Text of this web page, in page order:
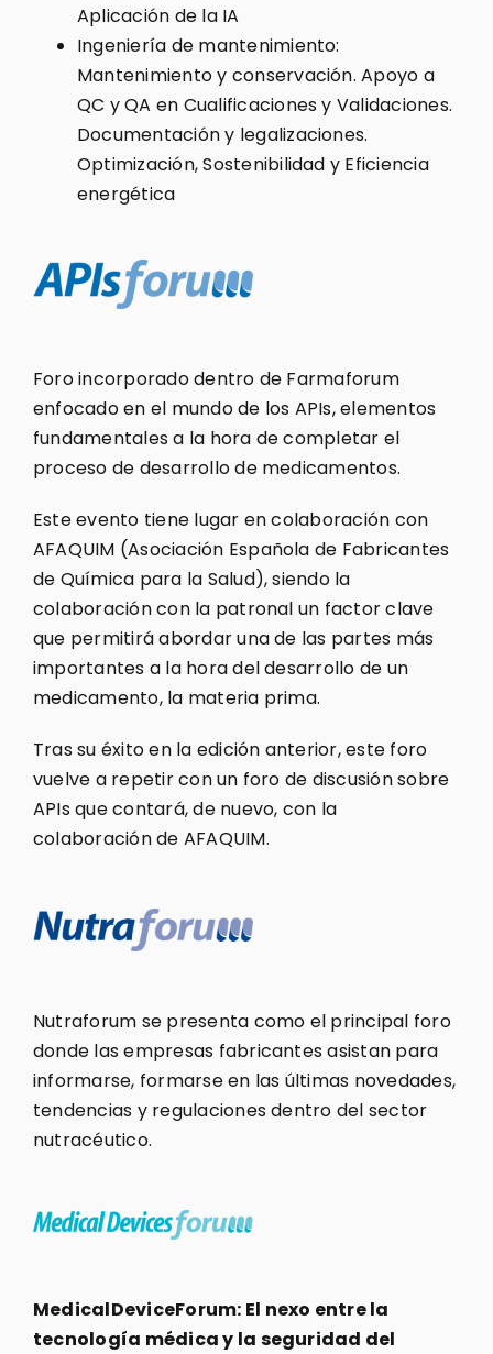
Aplicación de la IA
Ingeniería de mantenimiento:
Mantenimiento y conservación. Apoyo a
QC y QA en Cualificaciones y Validaciones.
Documentación y legalizaciones.
Optimización, Sostenibilidad y Eficiencia
energética
Foro incorporado dentro de Farmaforum
enfocado en el mundo de los APIs, elementos
fundamentales a la hora de completar el
proceso de desarrollo de medicamentos.
Este evento tiene lugar en colaboración con
AFAQUIM (Asociación Española de Fabricantes
de Química para la Salud), siendo la
colaboración con la patronal un factor clave
que permitirá abordar una de las partes más
importantes a la hora del desarrollo de un
medicamento, la materia prima.
Tras su éxito en la edición anterior, este foro
vuelve a repetir con un foro de discusión sobre
APIs que contará, de nuevo, con la
colaboración de AFAQUIM.
Nutraforum se presenta como el principal foro
donde las empresas fabricantes asistan para
informarse, formarse en las últimas novedades,
tendencias y regulaciones dentro del sector
nutracéutico.
MedicalDeviceForum: El nexo entre la
tecnología médica y la seguridad del